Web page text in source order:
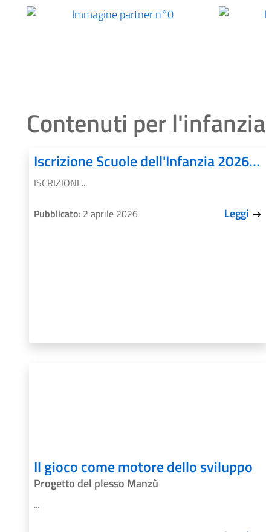
Contenuti per l'infanzia
Iscrizione Scuole dell'Infanzia 2026-2027
ISCRIZIONI ...
Pubblicato: 2 aprile 2026 Leggi
Il gioco come motore dello sviluppo
Progetto del plesso Manzù
...